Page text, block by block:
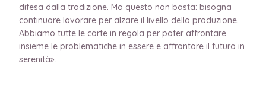
difesa dalla tradizione. Ma questo non basta: bisogna
continuare lavorare per alzare il livello della produzione.
Abbiamo tutte le carte in regola per poter affrontare
insieme le problematiche in essere e affrontare il futuro in
serenità».